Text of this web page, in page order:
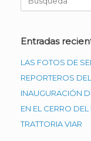
Entradas
LAS FOTOS DE
REPORTEROS
INAUGURACIÓN
EN EL CERRO DEL
TRATTORIA VIAR